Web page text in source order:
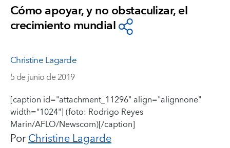
Cómo apoyar, y no obstaculizar, el
crecimiento mundial
Christine Lagarde
5 de junio de 2019
[caption id="attachment_11296" align="alignnone"
width="1024"](foto: Rodrigo Reyes
Marin/AFLO/Newscom)[/caption]
PorChristine Lagarde